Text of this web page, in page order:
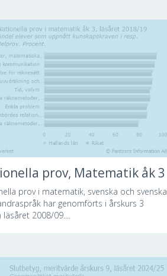
prov, Matematik åk 3
prov i matematik, svenska och svenska
har genomförts i årskurs 3
läsåret 2008/09....